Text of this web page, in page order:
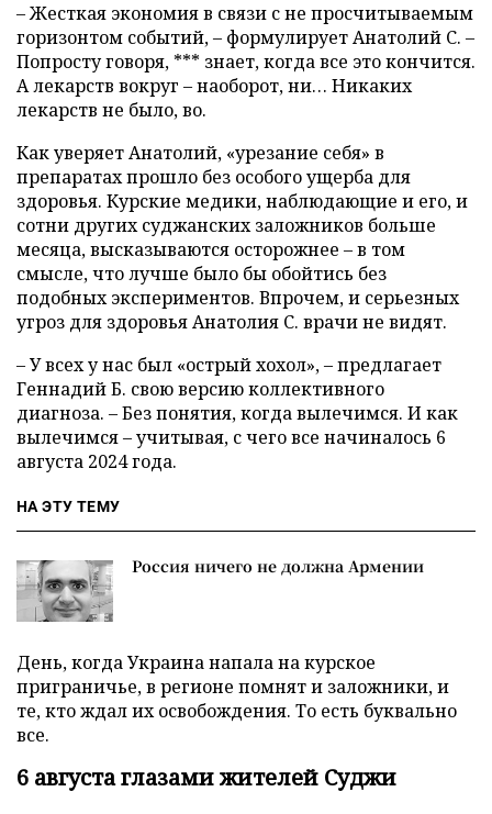
– Жесткая экономия в связи с не просчитываемым
горизонтом событий, – формулирует Анатолий С. –
Попросту говоря, *** знает, когда все это кончится.
А лекарств вокруг – наоборот, ни… Никаких
лекарств не было, во.
Как уверяет Анатолий, «урезание себя» в
препаратах прошло без особого ущерба для
здоровья. Курские медики, наблюдающие и его, и
сотни других суджанских заложников больше
месяца, высказываются осторожнее – в том
смысле, что лучше было бы обойтись без
подобных экспериментов. Впрочем, и серьезных
угроз для здоровья Анатолия С. врачи не видят.
– У всех у нас был «острый хохол», – предлагает
Геннадий Б. свою версию коллективного
диагноза. – Без понятия, когда вылечимся. И как
вылечимся – учитывая, с чего все начиналось 6
августа 2024 года.
НА ЭТУ ТЕМУ
Россия ничего не должна Армении
День, когда Украина напала на курское
приграничье, в регионе помнят и заложники, и
те, кто ждал их освобождения. То есть буквально
все.
6 августа глазами жителей Суджи